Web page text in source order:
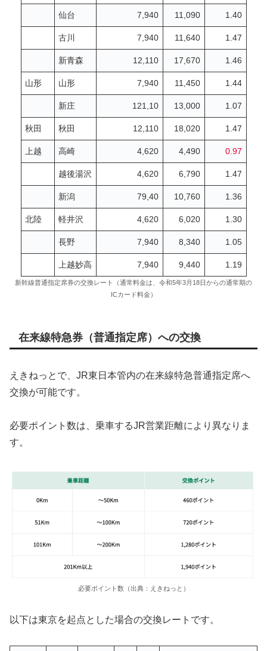
仙台 7,940 11,090 1.40
古川 7,940 11,640 1.47
新青森 12,110 17,670 1.46
山形 山形 7,940 11,450 1.44
新庄 121,10 13,000 1.07
秋田 秋田 12,110 18,020 1.47
上越 高崎 4,620 4,490 0.97
越後湯沢 4,620 6,790 1.47
新潟 79,40 10,760 1.36
北陸 軽井沢 4,620 6,020 1.30
長野 7,940 8,340 1.05
上越妙高 7,940 9,440 1.19
新幹線普通指定席券の交換レート（通常料金は、令和5年3月18日からの通常期の
ICカード料金）
在来線特急券（普通指定席）への交換
えきねっとで、JR東日本管内の在来線特急普通指定席へ
交換が可能です。
必要ポイント数は、乗車するJR営業距離により異なりま
す。
必要ポイント数（出典：えきねっと）
以下は東京を起点とした場合の交換レートです。